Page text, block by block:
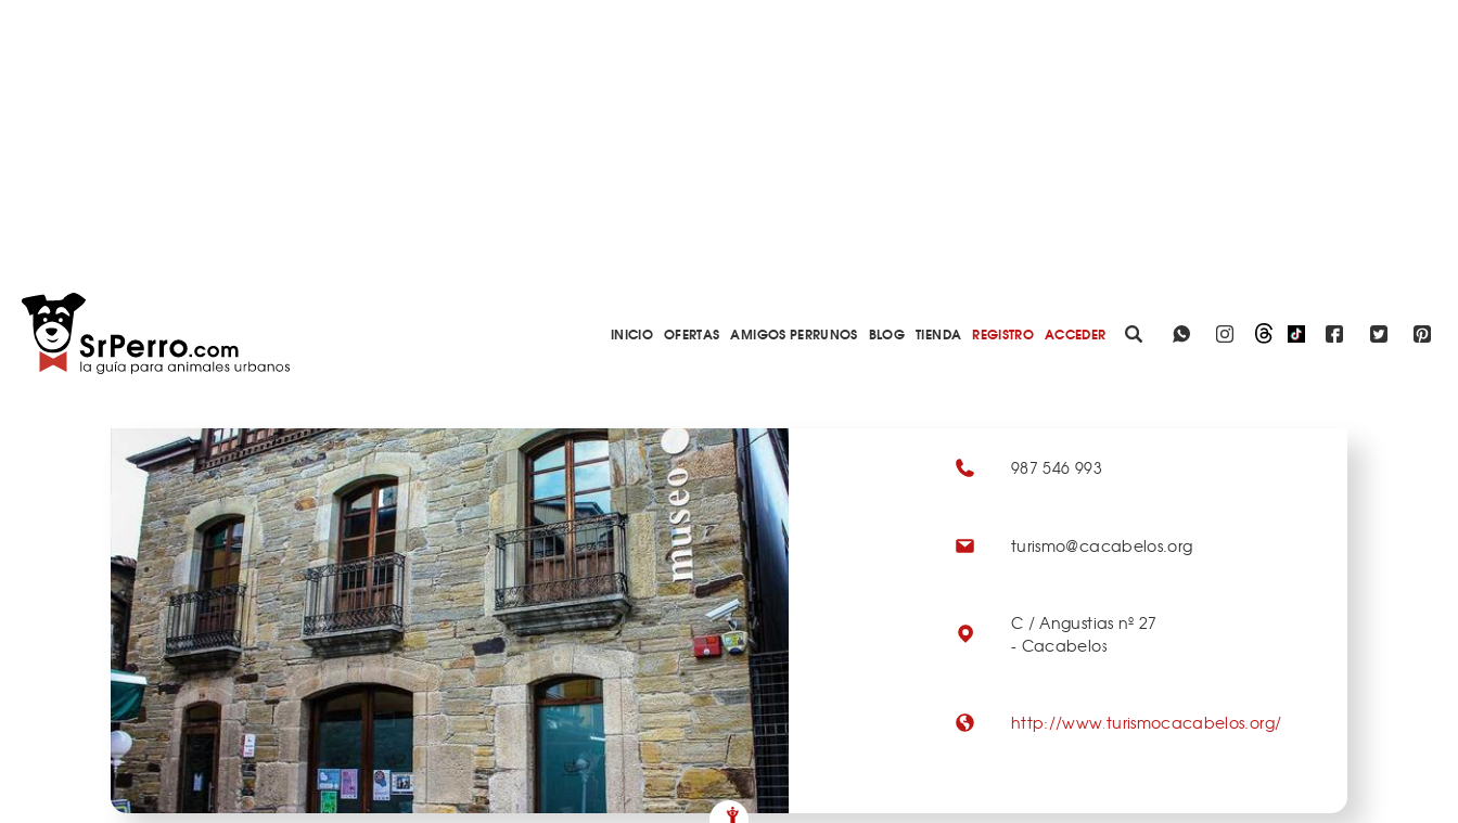
INICIO OFERTAS AMIGOS PERRUNOS BLOG TIENDA REGISTRO ACCEDER
987 546 993
turismo@cacabelos.org
C / Angustias nº 27
- Cacabelos
http://www.turismocacabelos.org/